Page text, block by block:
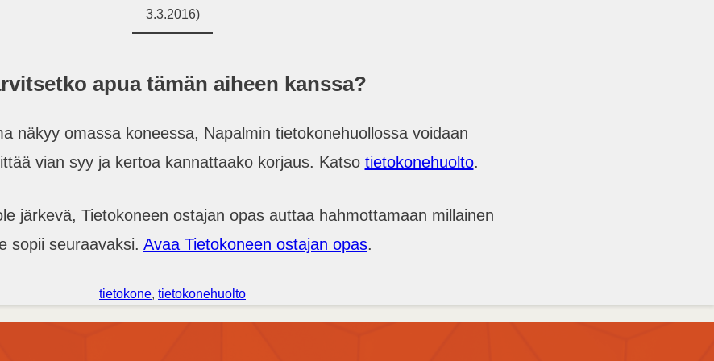
3.3.2016)
apua tämän aiheen kanssa?
näkyy omassa koneessa, Napalmin tietokonehuollossa voidaan
vian syy ja kertoa kannattaako korjaus. Katso tietokonehuolto.
järkevä, Tietokoneen ostajan opas auttaa hahmottamaan millainen
sopii seuraavaksi. Avaa Tietokoneen ostajan opas.
tietokone, tietokonehuolto